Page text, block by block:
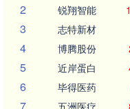
2 锐翔智能
3 志特新材
4 博腾股份
5 近岸蛋白
6 毕得医药
7 五洲医疗